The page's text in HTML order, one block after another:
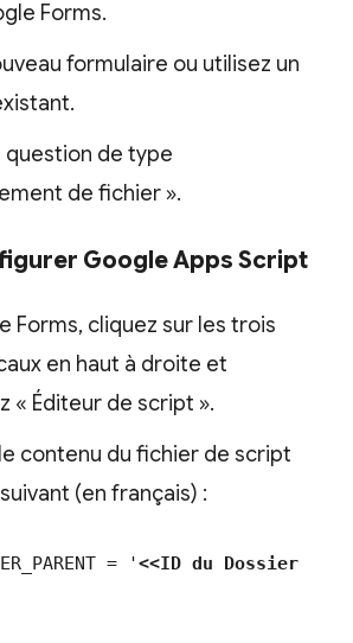
Forms.
formulaire ou utilisez un
question de type
de fichier ».
Google Apps Script
Forms, cliquez sur les trois
en haut à droite et
« Éditeur de script ».
contenu du fichier de script
(en français) :
= '<<ID du Dossier